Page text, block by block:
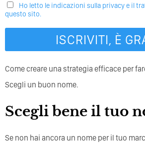
Ho letto le indicazioni sulla privacy e il
questo sito.
Come creare una strategia efficace per
Scegli un buon nome.
Scegli bene il tuo
Se non hai ancora un nome per il tuo